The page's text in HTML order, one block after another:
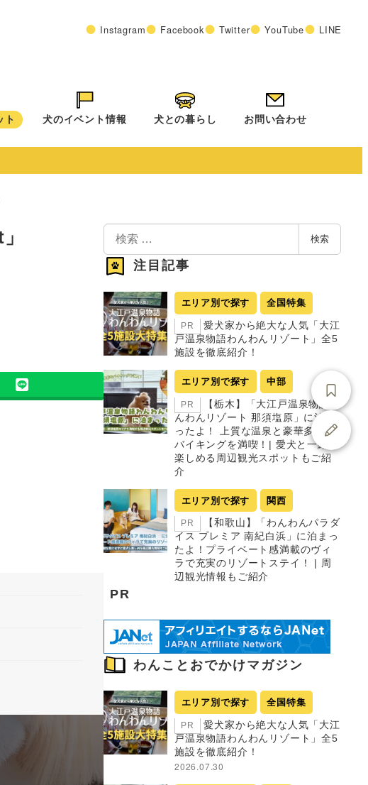
Instagram Facebook Twitter YouTube LINE
ト 犬のイベント情報 犬との暮らし お問い合わせ
検
索
検索
注目記事
エリア別で探す 全国特集
PR
愛犬家から絶大な人気「大江
戸温泉物語わんわんリゾート」全5
施設を徹底紹介！
エリア別で探す 中部
PR
【栃木】「大江戸温泉物語わ
んわんリゾート 那須塩原」に泊ま
ったよ！ 上質な温泉と豪華多彩な
バイキングを満喫！| 愛犬と一緒に
楽しめる周辺観光スポットもご紹
介
エリア別で探す 関西
PR
【和歌山】「わんわんパラダ
イス プレミア 南紀白浜」に泊まっ
たよ！プライベート感満載のヴィ
ラで充実のリゾートステイ！ | 周
辺観光情報もご紹介
PR
わんことおでかけマガジン
エリア別で探す 全国特集
PR
愛犬家から絶大な人気「大江
戸温泉物語わんわんリゾート」全5
施設を徹底紹介！
2026.07.30